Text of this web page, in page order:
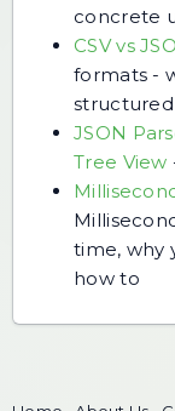
concrete
CSV vs
formats -
structured
JSON
Tree View
time, why
how to